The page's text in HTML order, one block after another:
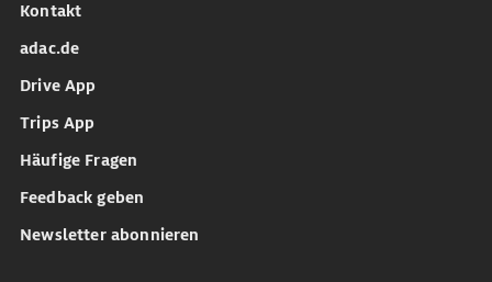
Kontakt
adac.de
Drive App
Trips App
Häufige Fragen
Feedback geben
Newsletter abonnieren